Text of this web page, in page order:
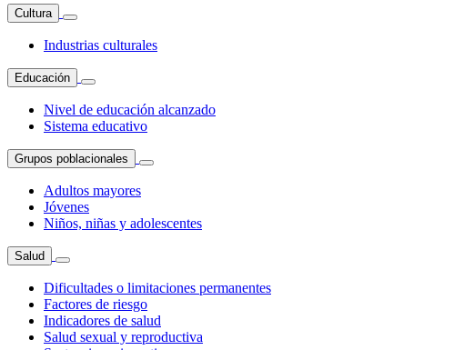
Cultura
Industrias culturales
Educación
Nivel de educación alcanzado
Sistema educativo
Grupos poblacionales
Adultos mayores
Jóvenes
Niños, niñas y adolescentes
Salud
Dificultades o limitaciones permanentes
Factores de riesgo
Indicadores de salud
Salud sexual y reproductiva